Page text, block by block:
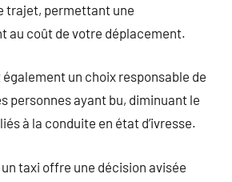
trajet, permettant une
au coût de votre déplacement.
un choix responsable de
personnes ayant bu, diminuant le
à la conduite en état d’ivresse.
taxi offre une décision avisée